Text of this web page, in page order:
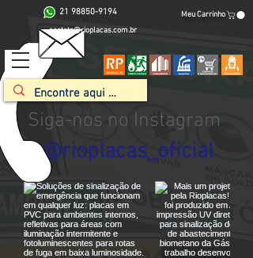
21 98850-9194
contato@rioplacas.com.br
Meu Carrinho
Siga-nos no Instagram
@rioplacas_oficial